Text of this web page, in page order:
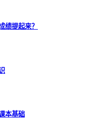
绩提起来？
本基础